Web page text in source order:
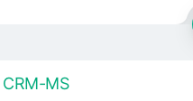
CRM-MS